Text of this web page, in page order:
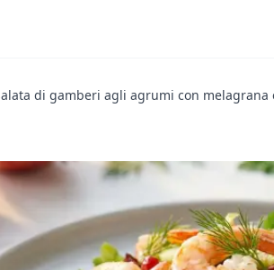
di gamberi agli agrumi con melagrana